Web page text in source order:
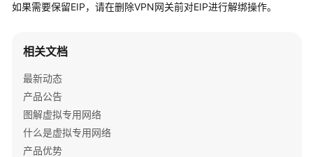
告
品
介
绍
计
费
说
如果需要保留EIP，请在删除VPN网关前对EIP进行解绑操作。
相关文档
最新动态
产品公告
图解虚拟专用网络
什么是虚拟专用网络
产品优势